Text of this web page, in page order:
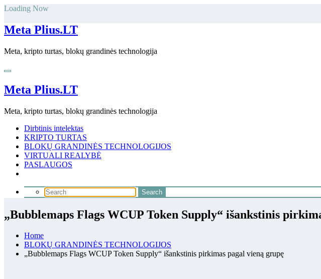
Skip
content
Loading Now
Meta Plius.LT
Meta, kripto turtas, blokų grandinės technologija
Meta Plius.LT
Meta, kripto turtas, blokų grandinės technologija
Dirbtinis intelektas
KRIPTO TURTAS
BLOKŲ GRANDINĖS TECHNOLOGIJOS
VIRTUALI REALYBĖ
PASLAUGOS
„Bubblemaps Flags WCUP Token Supply“ išankstinis
Home
BLOKŲ GRANDINĖS TECHNOLOGIJOS
„Bubblemaps Flags WCUP Token Supply“ išankstinis pirkimas pagal vieną grupę